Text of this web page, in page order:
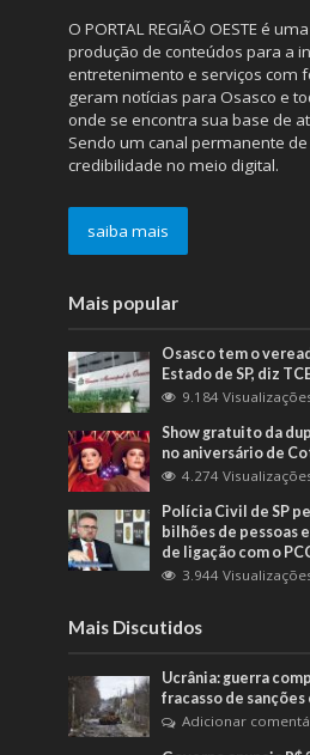
O PORTAL REGIÃO OESTE é
produção de conteúdos para a
entretenimento e serviços com
geram notícias para Osasco e
onde se encontra sua base de
Sendo um canal permanente
credibilidade no meio digital.
saiba mais
Mais popular
Osasco tem o
Estado de SP, diz
9.184
Show gratuito da
no aniversário de
4.274
Polícia Civil de SP
bilhões de pessoas
de ligação com o
3.944
Mais Discutidos
Ucrânia: guerra
fracasso de sanções
Adicionar